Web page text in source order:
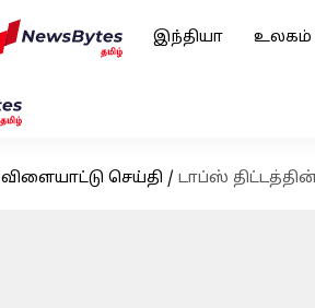
இந்தியா உலகம்
விளையாட்டு செய்தி / டாப்ஸ்